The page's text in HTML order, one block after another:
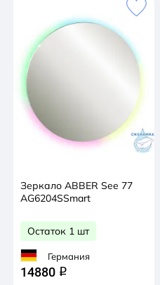
Зеркало ABBER See 77
AG6204SSmart
Остаток 1 шт
Германия
14880 q